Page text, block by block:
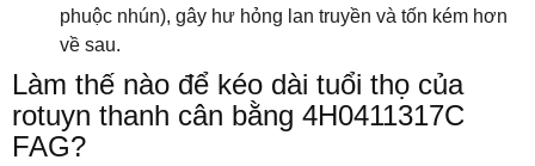
phuộc nhún), gây hư hỏng lan truyền và tốn kém hơn
về sau.
Làm thế nào để kéo dài tuổi thọ của
rotuyn thanh cân bằng 4H0411317C
FAG?